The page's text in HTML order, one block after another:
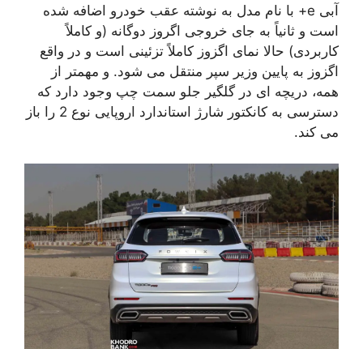
آبی e+ با نام مدل به نوشته عقب خودرو اضافه شده
است و ثانیاً به جای خروجی اگروز دوگانه (و کاملاً
کاربردی) حالا نمای اگزوز کاملاً تزئینی است و در واقع
اگزوز به پایین وزیر سپر منتقل می شود. و مهمتر از
همه، دریچه ای در گلگیر جلو سمت چپ وجود دارد که
دسترسی به کانکتور شارژ استاندارد اروپایی نوع 2 را باز
می کند.